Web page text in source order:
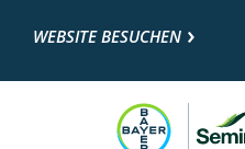
WEBSITE BESUCHEN